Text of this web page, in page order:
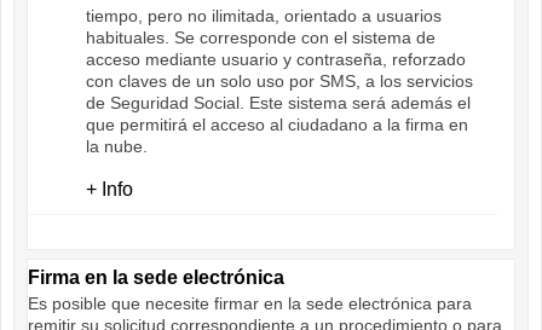
tiempo, pero no ilimitada, orientado a usuarios
habituales. Se corresponde con el sistema de
acceso mediante usuario y contraseña, reforzado
con claves de un solo uso por SMS, a los servicios
de Seguridad Social. Este sistema será además el
que permitirá el acceso al ciudadano a la firma en
la nube.
+ Info
Firma en la sede electrónica
Es posible que necesite firmar en la sede electrónica para
remitir su solicitud correspondiente a un procedimiento o para